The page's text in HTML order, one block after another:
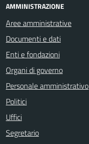
AMMINISTRAZIONE
Aree amministrative
Documenti e dati
Enti e fondazioni
Organi di governo
Personale amministrativo
Politici
Uffici
Segretario